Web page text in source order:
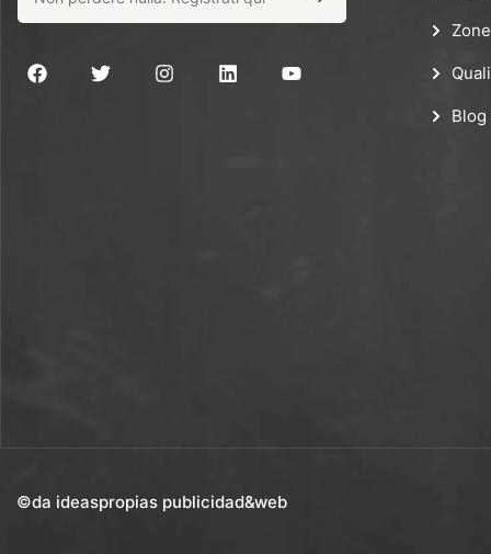
Blog
©da ideaspropias publicidad&web